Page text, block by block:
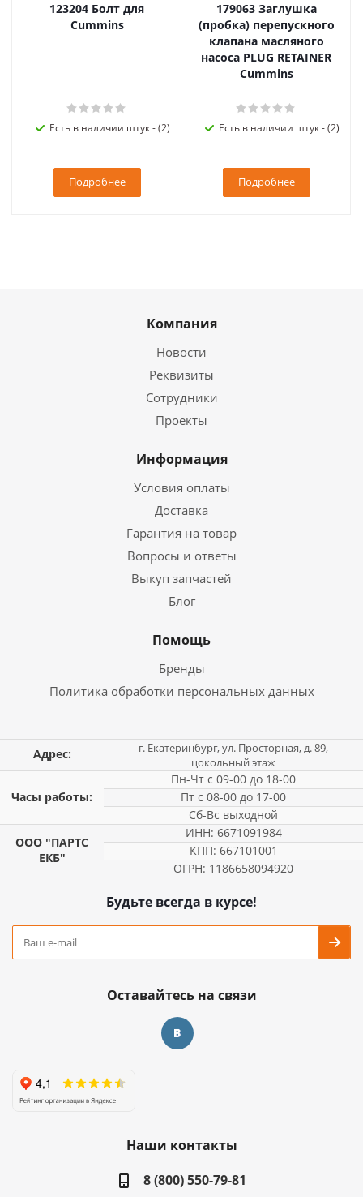
123204 Болт для
Cummins
Есть в наличии штук - (2)
Подробнее
179063 Заглушка
(пробка) перепускного
клапана масляного
насоса PLUG RETAINER
Cummins
Есть в наличии штук - (2)
Подробнее
Компания
Новости
Реквизиты
Сотрудники
Проекты
Информация
Условия оплаты
Доставка
Гарантия на товар
Вопросы и ответы
Выкуп запчастей
Блог
Помощь
Бренды
Политика обработки персональных данных
Адрес:
г. Екатеринбург, ул. Просторная, д. 89,
цокольный этаж
Часы работы:
Пн-Чт с 09-00 до 18-00
Пт с 08-00 до 17-00
Сб-Вс выходной
ООО "ПАРТС
ЕКБ"
ИНН: 6671091984
КПП: 667101001
ОГРН: 1186658094920
Будьте всегда в курсе!
Оставайтесь на связи
Наши контакты
8 (800) 550-79-81